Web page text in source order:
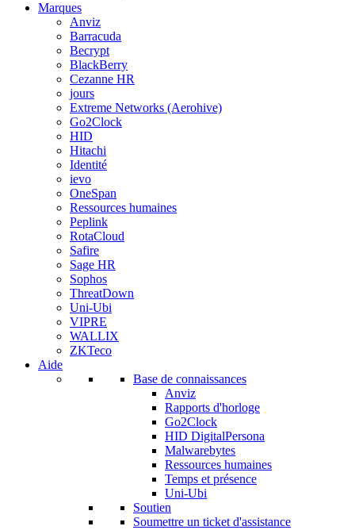
Marques
Anviz
Barracuda
Becrypt
BlackBerry
Cezanne HR
jours
Extreme Networks (Aerohive)
Go2Clock
HID
Hitachi
Identité
ievo
OneSpan
Ressources humaines
Peplink
RotaCloud
Safire
Sage HR
Sophos
ThreatDown
Uni-Ubi
VIPRE
WALLIX
ZKTeco
Aide
Base de connaissances
Anviz
Rapports d'horloge
Go2Clock
HID DigitalPersona
Malwarebytes
Ressources humaines
Temps et présence
Uni-Ubi
Soutien
Soumettre un ticket d'assistance